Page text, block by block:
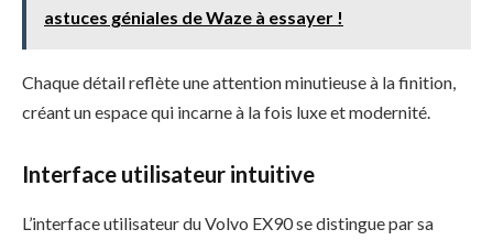
astuces géniales de Waze à essayer !
Chaque détail reflète une attention minutieuse à la finition,
créant un espace qui incarne à la fois luxe et modernité.
Interface utilisateur intuitive
L’interface utilisateur du Volvo EX90 se distingue par sa